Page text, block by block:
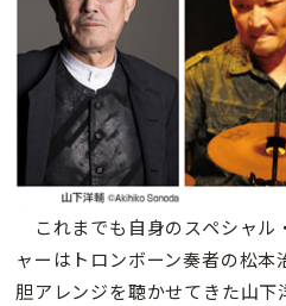
これまでも自身のスペシャル
ャーはトロンボーン奏者の松
胆アレンジを聴かせてきた山下